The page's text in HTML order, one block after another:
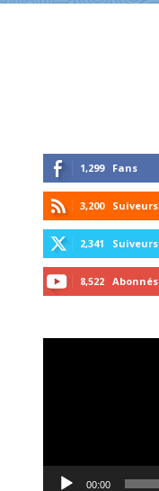
1,299 Fans
3,200 Suiveurs
2,341 Suiveurs
8,522 Abonnés
00:00